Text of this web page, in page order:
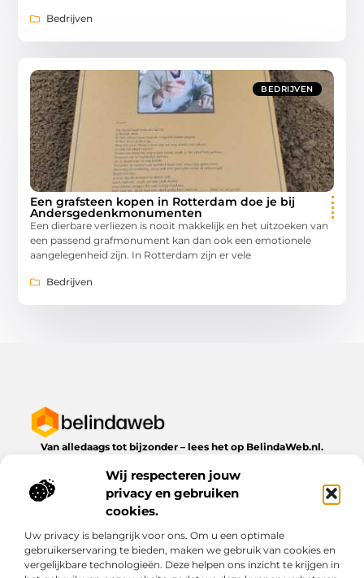
Wij respecteren jouw
privacy en gebruiken
cookies.
Uw privacy is belangrijk voor ons. Om u een optimale
gebruikerservaring te bieden, maken we gebruik van cookies en
vergelijkbare technologieën. Deze helpen ons inzicht te krijgen in
Bedrijven
BEDRIJVEN
Een grafsteen kopen in Rotterdam doe je bij
Andersgedenkmonumenten
Een dierbare verliezen is nooit makkelijk en het uitzoeken van
een passend grafmonument kan dan ook een emotionele
aangelegenheid zijn. In Rotterdam zijn er vele
Bedrijven
Van alledaags tot bijzonder – lees het op BelindaWeb.nl.
dagelijks leven te bieden heeft.
Bericht categorie